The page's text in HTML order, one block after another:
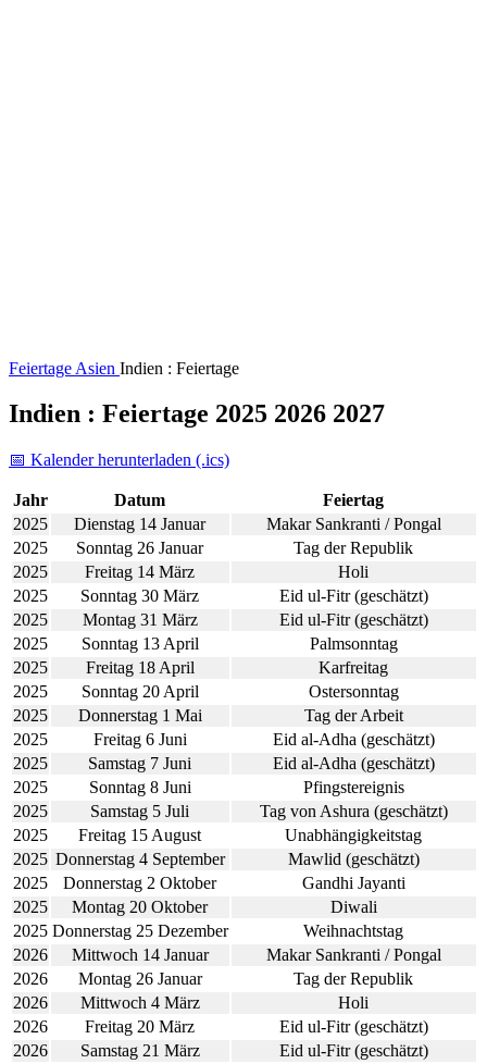
Feiertage Asien Indien : Feiertage
Indien : Feiertage 2025 2026 2027
📅 Kalender herunterladen (.ics)
Jahr Datum
Feiertag
2025
Dienstag 14 Januar
Makar Sankranti / Pongal
2025
Sonntag 26 Januar
Tag der Republik
2025
Freitag 14 März
Holi
2025
Sonntag 30 März
Eid ul-Fitr (geschätzt)
2025
Montag 31 März
Eid ul-Fitr (geschätzt)
2025
Sonntag 13 April
Palmsonntag
2025
Freitag 18 April
Karfreitag
2025
Sonntag 20 April
Ostersonntag
2025
Donnerstag 1 Mai
Tag der Arbeit
2025
Freitag 6 Juni
Eid al-Adha (geschätzt)
2025
Samstag 7 Juni
Eid al-Adha (geschätzt)
2025
Sonntag 8 Juni
Pfingstereignis
2025
Samstag 5 Juli
Tag von Ashura (geschätzt)
2025
Freitag 15 August
Unabhängigkeitstag
2025 Donnerstag 4 September
Mawlid (geschätzt)
2025
Donnerstag 2 Oktober
Gandhi Jayanti
2025
Montag 20 Oktober
Diwali
2025 Donnerstag 25 Dezember
Weihnachtstag
2026
Mittwoch 14 Januar
Makar Sankranti / Pongal
2026
Montag 26 Januar
Tag der Republik
2026
Mittwoch 4 März
Holi
2026
Freitag 20 März
Eid ul-Fitr (geschätzt)
2026
Samstag 21 März
Eid ul-Fitr (geschätzt)